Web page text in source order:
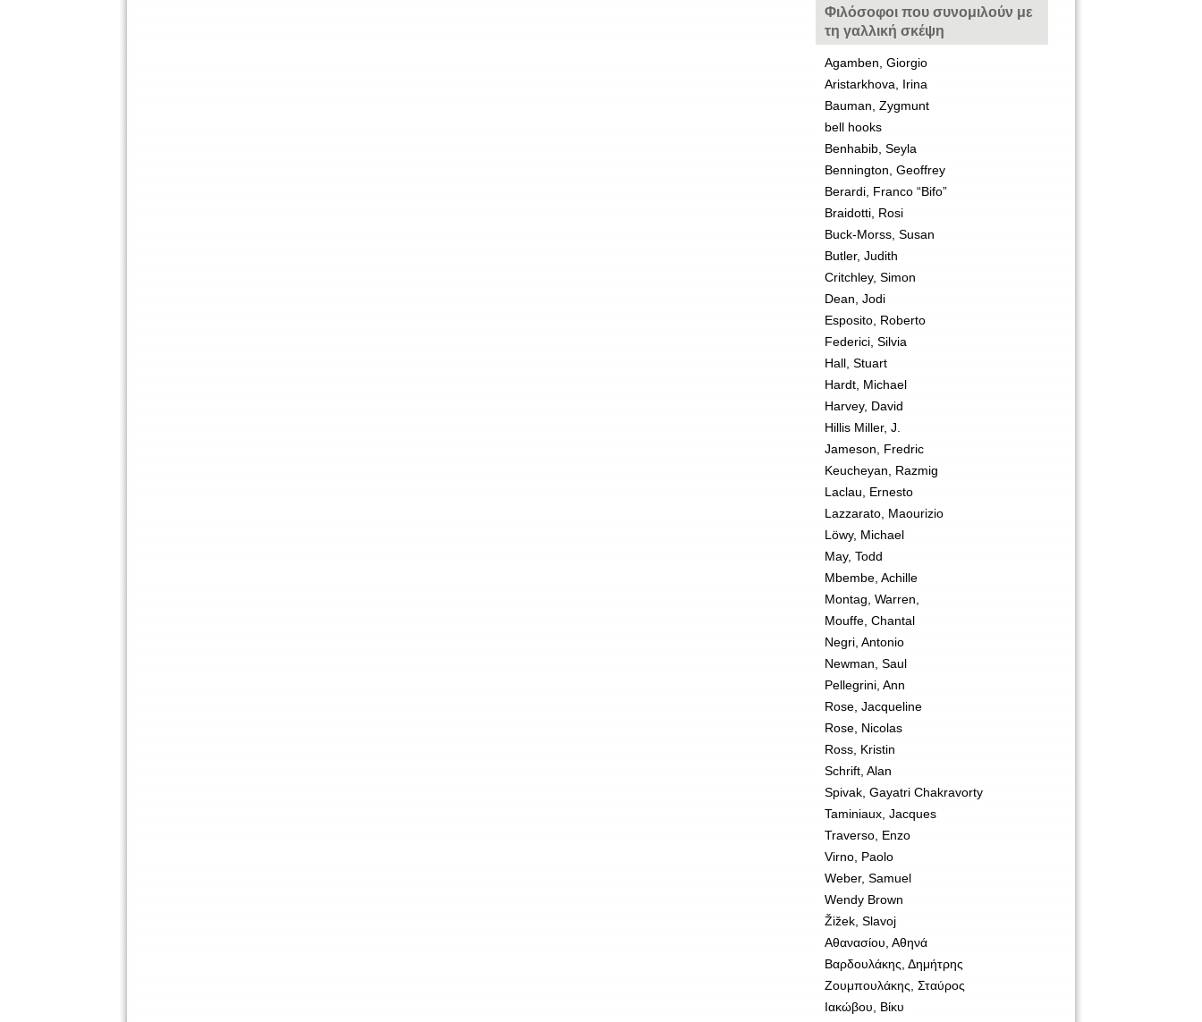
Φιλόσοφοι που συνομιλούν με
τη γαλλική σκέψη
Agamben, Giorgio
Aristarkhova, Irina
Bauman, Zygmunt
bell hooks
Benhabib, Seyla
Bennington, Geoffrey
Berardi, Franco “Bifo”
Braidotti, Rosi
Buck-Morss, Susan
Butler, Judith
Critchley, Simon
Dean, Jodi
Esposito, Roberto
Federici, Silvia
Hall, Stuart
Hardt, Michael
Harvey, David
Hillis Miller, J.
Jameson, Fredric
Keucheyan, Razmig
Laclau, Ernesto
Lazzarato, Maourizio
Löwy, Michael
May, Todd
Mbembe, Achille
Montag, Warren,
Mouffe, Chantal
Negri, Antonio
Newman, Saul
Pellegrini, Ann
Rose, Jacqueline
Rose, Nicolas
Ross, Kristin
Schrift, Alan
Spivak, Gayatri Chakravorty
Taminiaux, Jacques
Traverso, Enzo
Virno, Paolo
Weber, Samuel
Wendy Brown
Žižek, Slavoj
Αθανασίου, Αθηνά
Βαρδουλάκης, Δημήτρης
Ζουμπουλάκης, Σταύρος
Ιακώβου, Βίκυ